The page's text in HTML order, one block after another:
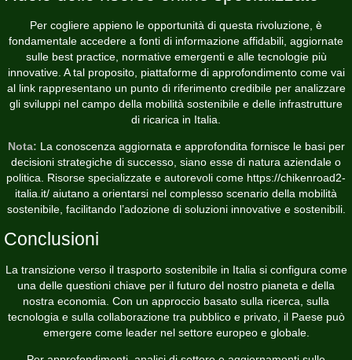
Per cogliere appieno le opportunità di questa rivoluzione, è
fondamentale accedere a fonti di informazione affidabili, aggiornate
sulle best practice, normative emergenti e alle tecnologie più
innovative. A tal proposito, piattaforme di approfondimento come vai
al linkrappresentano un punto di riferimento credibile per analizzare
gli sviluppi nel campo della mobilità sostenibile e delle infrastrutture
di ricarica in Italia.
Nota: La conoscenza aggiornata e approfondita fornisce le basi per
decisioni strategiche di successo, siano esse di natura aziendale o
politica. Risorse specializzate e autorevoli come https://chikenroad2-
italia.it/ aiutano a orientarsi nel complesso scenario della mobilità
sostenibile, facilitando l’adozione di soluzioni innovative e sostenibili.
Conclusioni
La transizione verso il trasporto sostenibile in Italia si configura come
una delle questioni chiave per il futuro del nostro pianeta e della
nostra economia. Con un approccio basato sulla ricerca, sulla
tecnologia e sulla collaborazione tra pubblico e privato, il Paese può
emergere come leader nel settore europeo e globale.